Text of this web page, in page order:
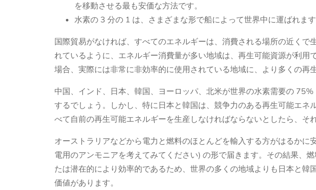
を移動させる最も安価な方法です。
水素の 3 分の 1 は、さまざまな形で船によって世界中に運ばれます
国際貿易がなければ、すべてのエネルギーは、消費される場所の近くで
れているように、エネルギー消費量が多い地域は、再生可能資源が利
場合、実際には非常に非効率的に使用されている地域に、より多くの再
中国、インド、日本、韓国、ヨーロッパ、北米が世界の水素需要の
するでしょう。しかし、特に日本と韓国は、競争力のある再生可能エ
べて自前の再生可能エネルギーを生産しなければならないとしたら、そ
オーストラリアなどから電力と燃料のほとんどを輸入する方がはるか
電用のアンモニアを考えてみてください) の形で届きます。その結果、
たは潜在的により効率的であるため、世界の多くの地域よりも日本と
価値があります。